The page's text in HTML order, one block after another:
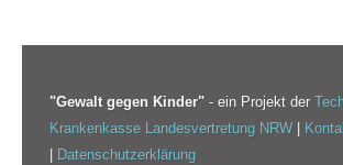
"Gewalt gegen Kinder" - ein Projekt der
Krankenkasse Landesvertretung NRW |
| Datenschutzerklärung